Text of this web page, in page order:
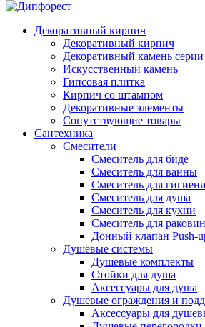
Декоративный кирпич
Декоративный кирпич
Декоративный камень
Искусственный камень
Гипсовая плитка
Кирпич со штампом
Декоративные элементы
Сопутствующие товары
Сантехника
Смесители
Смеситель для биде
Смеситель для ванны
Смеситель для
Смеситель для душа
Смеситель для кухни
Смеситель для
Донный клапан Push-
Душевые системы
Душевые комплекты
Стойки для душа
Аксессуары для душа
Душевые ограждения и
Аксессуары для